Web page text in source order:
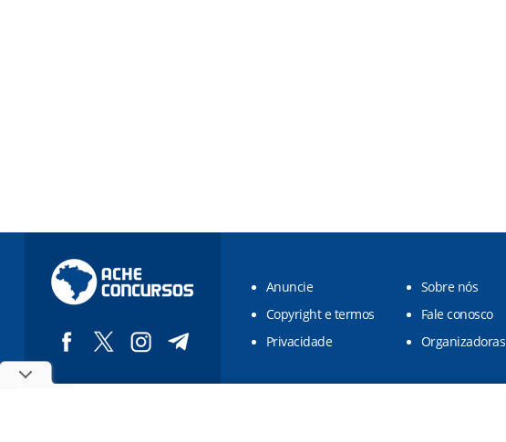
Anuncie
Sobre nós
Copyright e termos
Fale conosco
Privacidade
Organizadoras